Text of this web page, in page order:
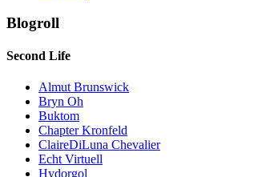
Blogroll
Second Life
Almut Brunswick
Bryn Oh
Buktom
Chapter Kronfeld
ClaireDiLuna Chevalier
Echt Virtuell
Hydorgol